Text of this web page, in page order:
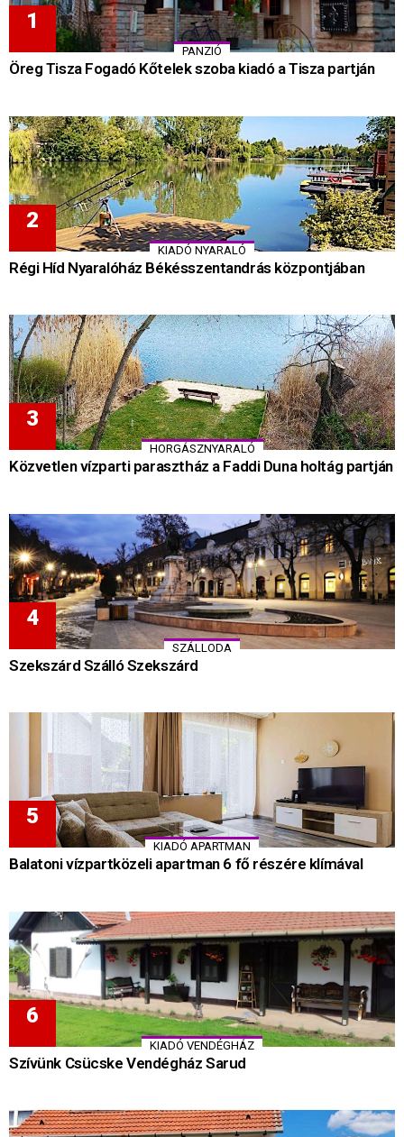
PANZIÓ
Öreg Tisza Fogadó Kőtelek szoba kiadó a Tisza partján
KIADÓ NYARALÓ
Régi Híd Nyaralóház Békésszentandrás központjában
HORGÁSZNYARALÓ
Közvetlen vízparti parasztház a Faddi Duna holtág partján
SZÁLLODA
Szekszárd Szálló Szekszárd
KIADÓ APARTMAN
Balatoni vízpartközeli apartman 6 fő részére klímával
KIADÓ VENDÉGHÁZ
Szívünk Csücske Vendégház Sarud